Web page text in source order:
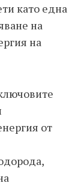
като една
на
на
от